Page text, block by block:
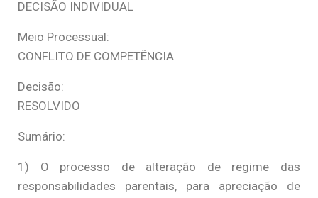
DECISÃO INDIVIDUAL
Meio Processual:
CONFLITO DE COMPETÊNCIA
Decisão:
RESOLVIDO
Sumário:
1) O processo de alteração de regime das
responsabilidades parentais, para apreciação de